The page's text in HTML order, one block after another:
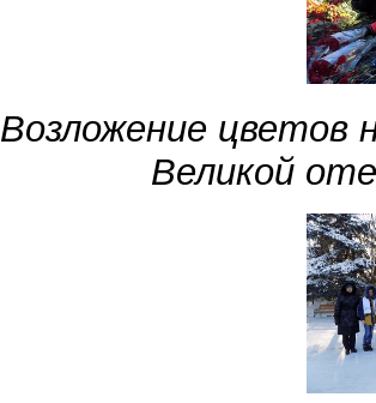
Возложение цветов
Великой